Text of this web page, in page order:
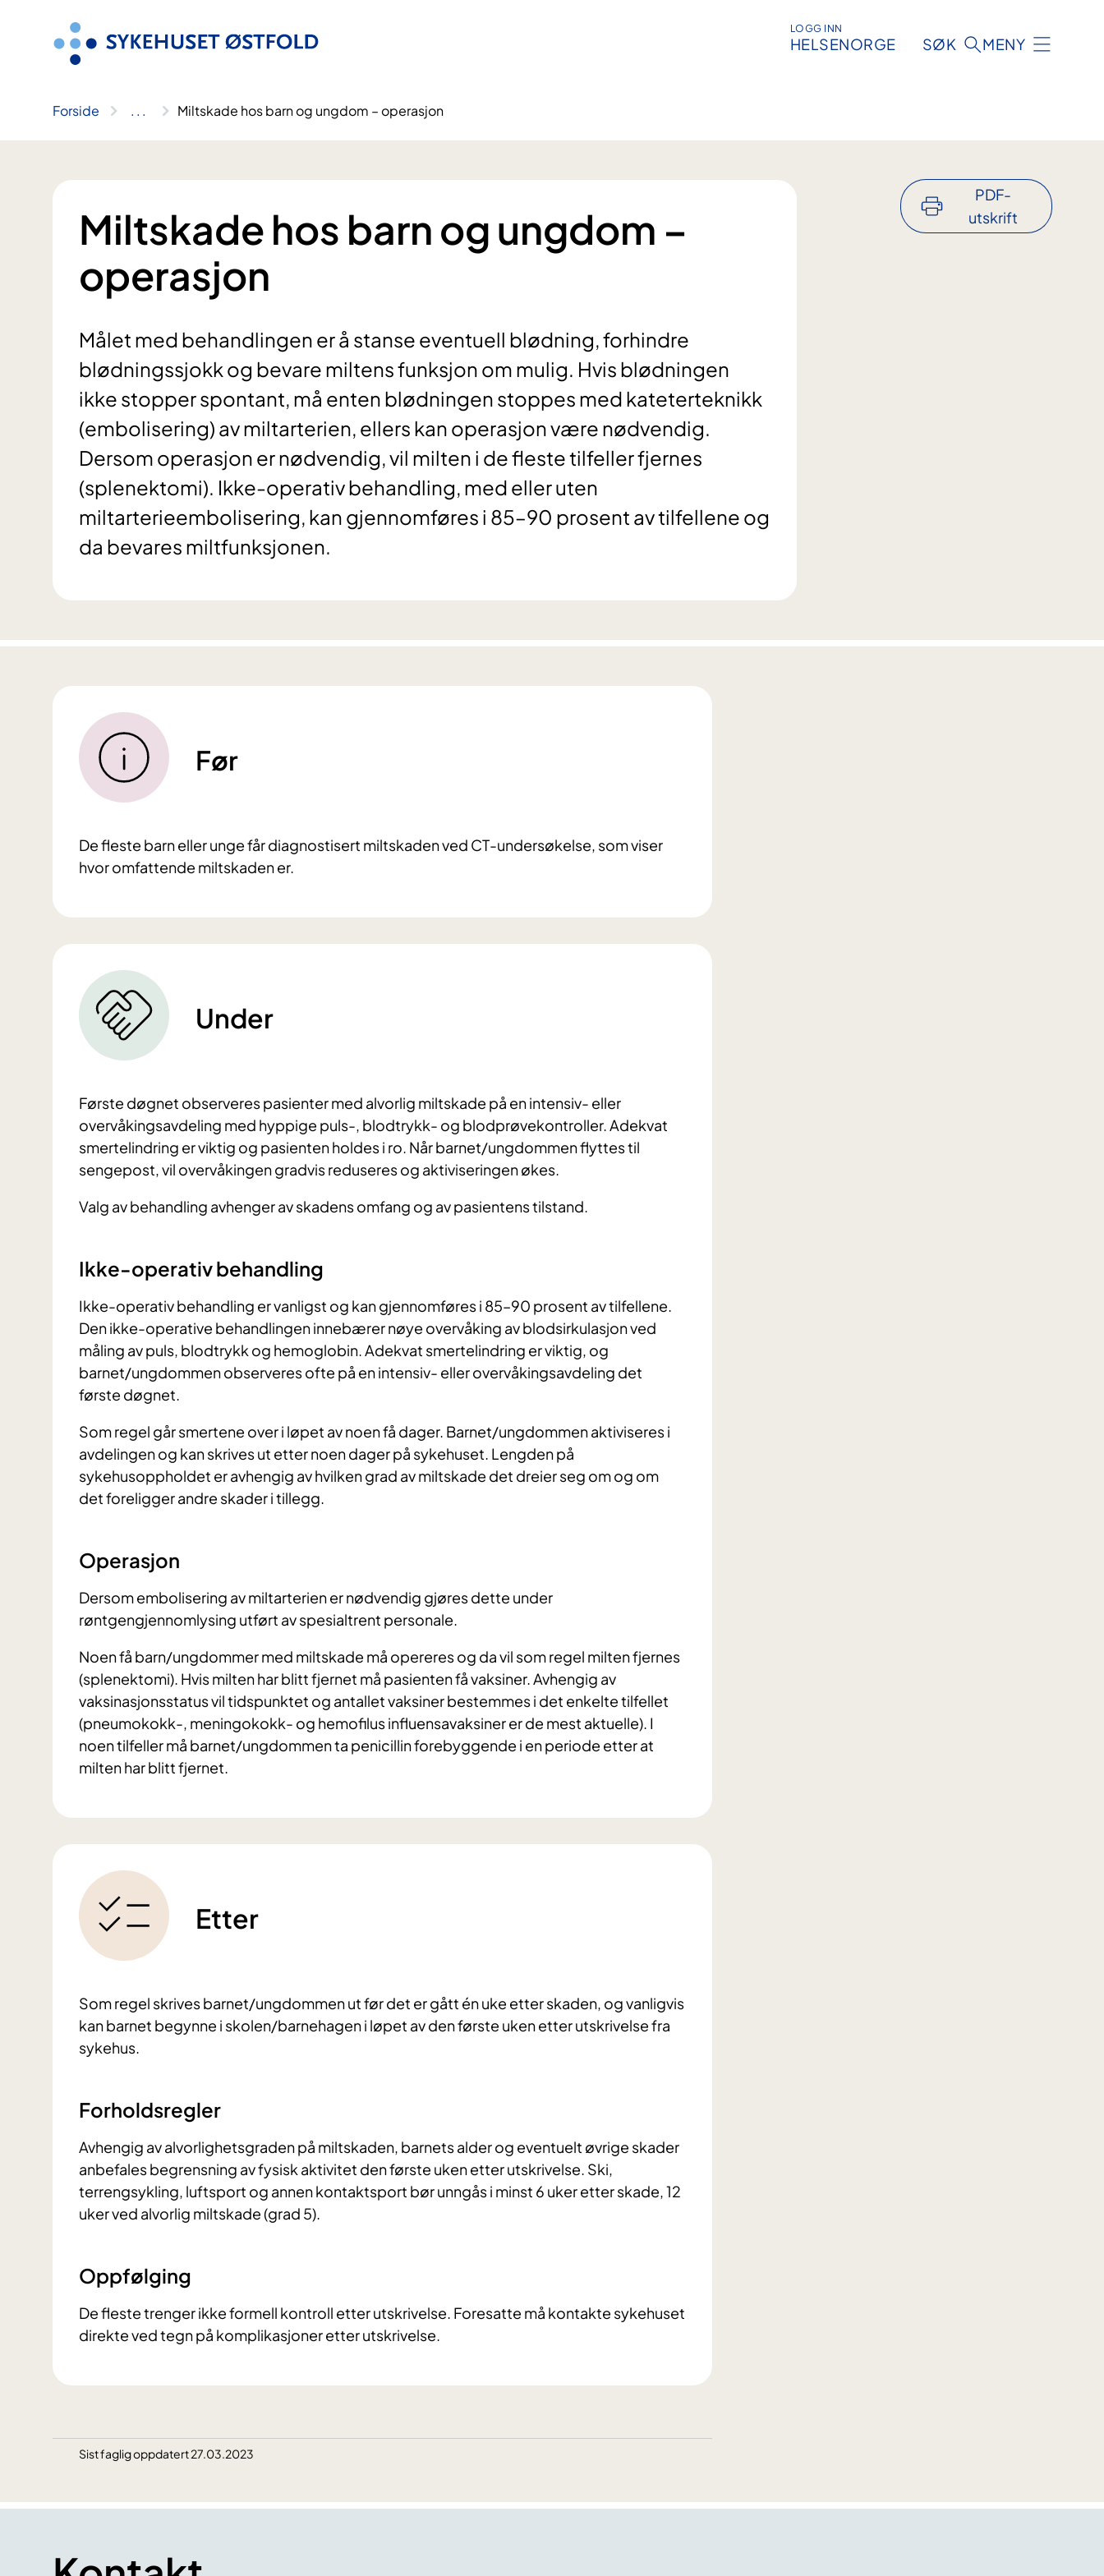
LOGG INN
HELSENORGE SØK MENY
Forside .. . Miltskade hos barn og ungdom – operasjon
Miltskade hos barn og ungdom –
operasjon
Målet med behandlingen er å stanse eventuell blødning, forhindre
blødningssjokk og bevare miltens funksjon om mulig. Hvis blødningen
ikke stopper spontant, må enten blødningen stoppes med kateterteknikk
(embolisering) av miltarterien, ellers kan operasjon være nødvendig.
Dersom operasjon er nødvendig, vil milten i de fleste tilfeller fjernes
(splenektomi). Ikke-operativ behandling, med eller uten
miltarterieembolisering, kan gjennomføres i 85–90 prosent av tilfellene og
da bevares miltfunksjonen.
PDF-
utskrift
Før
De fleste barn eller unge får diagnostisert miltskaden ved CT-undersøkelse, som viser
hvor omfattende miltskaden er.
Under
Første døgnet observeres pasienter med alvorlig miltskade på en intensiv- eller
overvåkingsavdeling med hyppige puls-, blodtrykk- og blodprøvekontroller. Adekvat
smertelindring er viktig og pasienten holdes i ro. Når barnet/ungdommen flyttes til
sengepost, vil overvåkingen gradvis reduseres og aktiviseringen økes.
Valg av behandling avhenger av skadens omfang og av pasientens tilstand.
Ikke-operativ behandling
Ikke-operativ behandling er vanligst og kan gjennomføres i 85–90 prosent av tilfellene.
Den ikke-operative behandlingen innebærer nøye overvåking av blodsirkulasjon ved
måling av puls, blodtrykk og hemoglobin. Adekvat smertelindring er viktig, og
barnet/ungdommen observeres ofte på en intensiv- eller overvåkingsavdeling det
første døgnet.
Som regel går smertene over i løpet av noen få dager. Barnet/ungdommen aktiviseres i
avdelingen og kan skrives ut etter noen dager på sykehuset. Lengden på
sykehusoppholdet er avhengig av hvilken grad av miltskade det dreier seg om og om
det foreligger andre skader i tillegg.
Operasjon
Dersom embolisering av miltarterien er nødvendig gjøres dette under
røntgengjennomlysing utført av spesialtrent personale.
Noen få barn/ungdommer med miltskade må opereres og da vil som regel milten fjernes
(splenektomi). Hvis milten har blitt fjernet må pasienten få vaksiner. Avhengig av
vaksinasjonsstatus vil tidspunktet og antallet vaksiner bestemmes i det enkelte tilfellet
(pneumokokk-, meningokokk- og hemofilus influensavaksiner er de mest aktuelle). I
noen tilfeller må barnet/ungdommen ta penicillin forebyggende i en periode etter at
milten har blitt fjernet.
Etter
Som regel skrives barnet/ungdommen ut før det er gått én uke etter skaden, og vanligvis
kan barnet begynne i skolen/barnehagen i løpet av den første uken etter utskrivelse fra
sykehus.
Forholdsregler
Avhengig av alvorlighetsgraden på miltskaden, barnets alder og eventuelt øvrige skader
anbefales begrensning av fysisk aktivitet den første uken etter utskrivelse. Ski,
terrengsykling, luftsport og annen kontaktsport bør unngås i minst 6 uker etter skade, 12
uker ved alvorlig miltskade (grad 5).
Oppfølging
De fleste trenger ikke formell kontroll etter utskrivelse. Foresatte må kontakte sykehuset
direkte ved tegn på komplikasjoner etter utskrivelse.
Sist faglig oppdatert 27.03.2023